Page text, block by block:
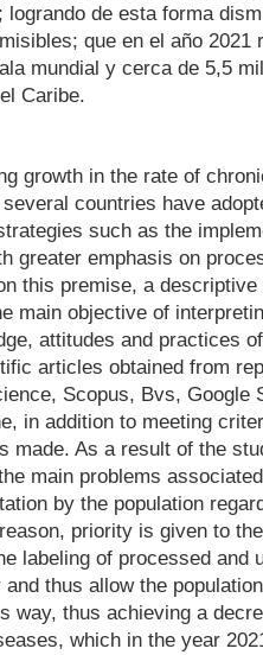
logrando de esta forma
que en el año 2021
mundial y cerca de 5,5
Caribe.
growth in the rate of
countries have
such as the
greater emphasis on
this premise, a
main objective of
attitudes and practices
articles obtained from
Scopus, Bvs, Google
in addition to meeting
made. As a result of the
main problems
by the population
priority is given to
labeling of processed and
thus allow the
way, thus achieving a
which in the year